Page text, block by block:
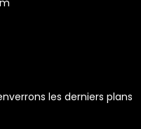
les derniers plans